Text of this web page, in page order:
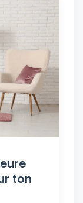
ton